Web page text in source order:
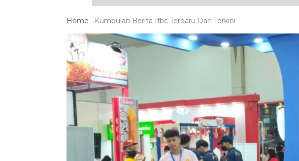
Home Kumpulan Berita Ifbc Terbaru Dan Terkini